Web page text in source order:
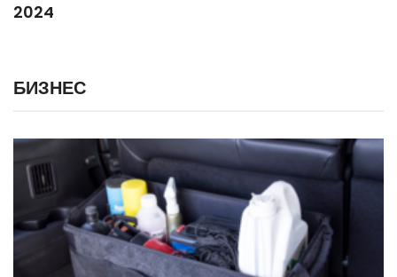
2024
БИЗНЕС